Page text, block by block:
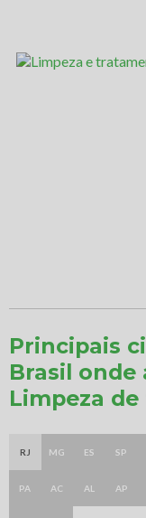
Principais
Brasil onde
Limpeza
RJ MG ES SP
PA AC AL AP